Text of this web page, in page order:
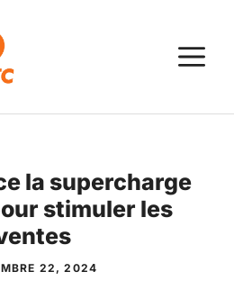
la supercharge
stimuler les
22, 2024